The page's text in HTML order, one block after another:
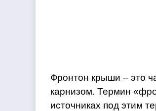
Фронтон крыши – это
карнизом. Термин
источниках под этим